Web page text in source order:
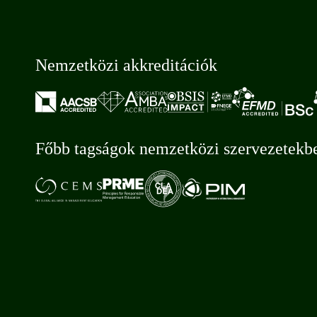
Nemzetközi akkreditációk
Főbb tagságok nemzetközi